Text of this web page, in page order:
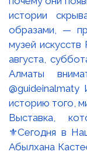
Выставка,
⚜️Сегодня в
Абылхана